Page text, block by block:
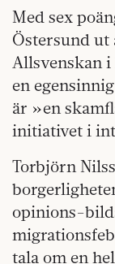
Med sex
Östersund
Allsvenskan
en
är »en
initiativet i
Torbjörn
opinions-
tala om en